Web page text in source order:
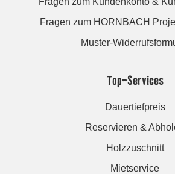
Fragen zum HORNBACH
Muster-
Top-Services
Dauertiefpreis
Reservieren &
Holzzuschnitt
Mietservice